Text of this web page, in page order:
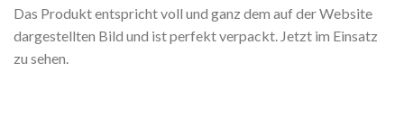
Das Produkt entspricht voll und ganz dem auf der Website
dargestellten Bild und ist perfekt verpackt. Jetzt im Einsatz
zu sehen.